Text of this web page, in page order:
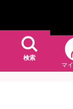
検索
マ